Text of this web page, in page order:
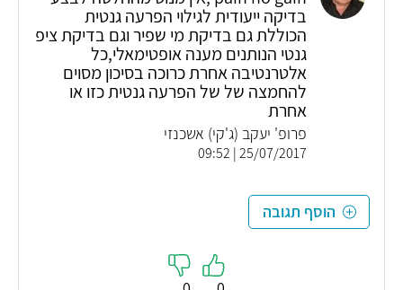
בדיקה ייעודית לגילוי הפרעה גנטית
הכוללת גם בדיקת מי שפיר וגם בדיקת ציפ
גנטי הנותנים מענה אופטימאלי,כל
אלטרנטיבה אחרת כרוכה בסיכון מסוים
להחמצה של של הפרעה גנטית כזו או
אחרת
פרופ' יעקב (ג'קי) אשכנזי
25/07/2017 | 09:52
הוסף תגובה